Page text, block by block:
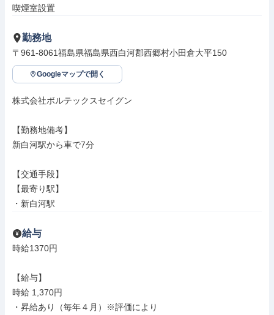
喫煙室設置
勤務地
〒961-8061福島県福島県西白河郡西郷村小田倉大平150
Googleマップで開く
株式会社ボルテックスセイグン
【勤務地備考】
新白河駅から車で7分
【交通手段】
【最寄り駅】
・新白河駅
給与
時給1370円
【給与】
時給 1,370円
・昇給あり（毎年４月）※評価により